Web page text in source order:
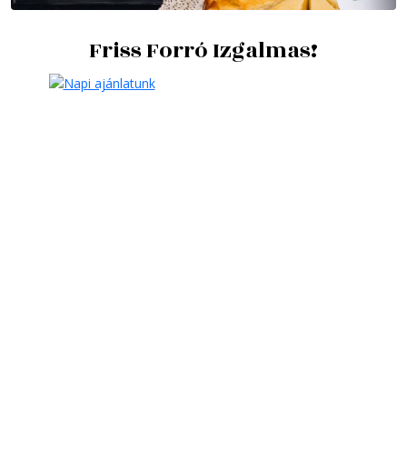
Friss Forró Izgalmas!